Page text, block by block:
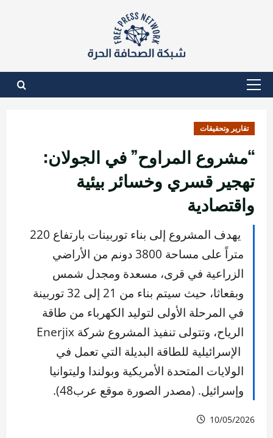
القائمة
تقارير وتحقيقات
“مشروع المراوح” في الجولان:
تهجير قسري وخسائر بيئية
واقتصادية
يهدف المشروع إلى بناء توربينات بارتفاع 220
متراً على مساحة 3800 دونم من الأراضي
الزراعية في قرى، مسعدة ومجدل شمس
وبقعاثا، حيث سيتم بناء من 21 إلى 32 توربينة
في المرحلة الأولى لتوليد الكهرباء من طاقة
الرياح، وتتولى تنفيذ المشروع شركة Enerjix
الإسرائيلية للطاقة البديلة التي تعمل في
الولايات المتحدة الأمريكية وبولندا وليتوانيا
وإسرائيل. (مصدر الصورة موقع عرب48).
10/05/2026